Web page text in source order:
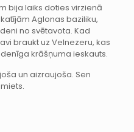
bija laiks doties virzienā
Aglonas baziliku,
no svētavota. Kad
braukt uz Velnezeru, kas
krāšņuma ieskauts.
un aizraujoša. Sen